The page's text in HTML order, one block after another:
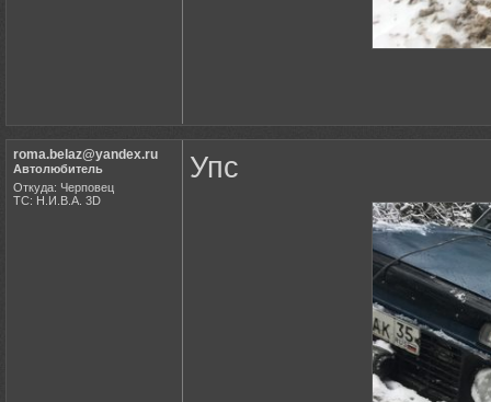
roma.belaz@yandex.ru
Автолюбитель
Откуда: Черповец
ТС: Н.И.В.А. 3D
Упс